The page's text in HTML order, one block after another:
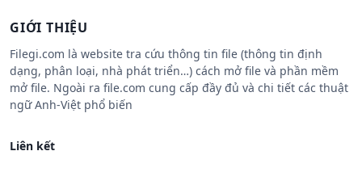
GIỚI THIỆU
Filegi.com là website tra cứu thông tin file (thông tin định
dạng, phân loại, nhà phát triển…) cách mở file và phần mềm
mở file. Ngoài ra file.com cung cấp đầy đủ và chi tiết các thuật
ngữ Anh-Việt phổ biến
Liên kết